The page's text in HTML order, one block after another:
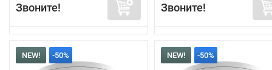
Звоните! Звоните!
NEW! -50% NEW! -50%